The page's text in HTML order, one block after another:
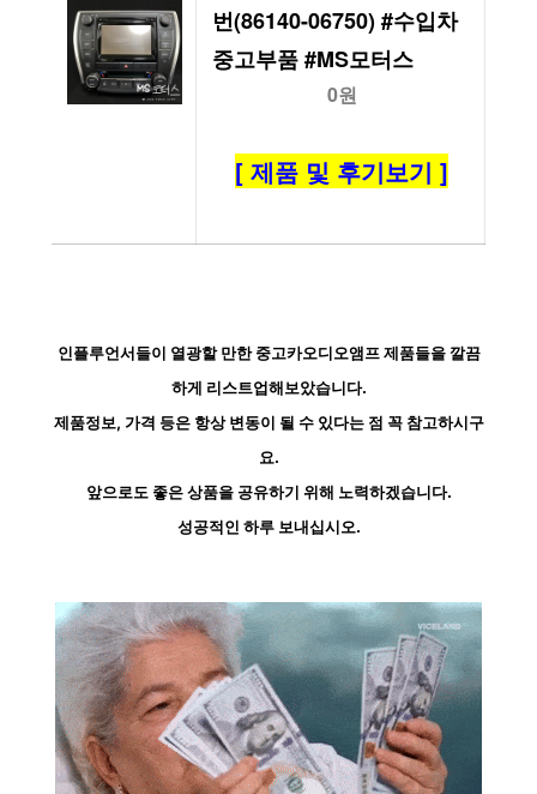
번(86140-06750) #수입차
중고부품 #MS모터스
0원
[ 제품 및 후기보기 ]
인플루언서들이 열광할 만한 중고카오디오앰프 제품들을 깔끔
하게 리스트업해보았습니다.
제품정보, 가격 등은 항상 변동이 될 수 있다는 점 꼭 참고하시구
요.
앞으로도 좋은 상품을 공유하기 위해 노력하겠습니다.
성공적인 하루 보내십시오.